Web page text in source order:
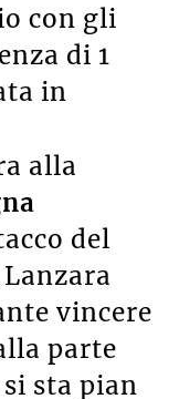
con gli
di 1
in
alla
del
vincere
parte
sta pian